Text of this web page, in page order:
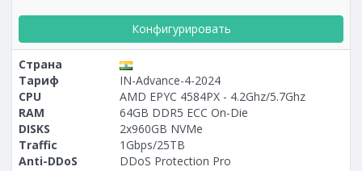
Конфигурировать
Страна
Тариф
IN-Advance-4-2024
CPU
AMD EPYC 4584PX - 4.2Ghz/5.7Ghz
RAM
64GB DDR5 ECC On-Die
DISKS
2x960GB NVMe
Traffic
1Gbps/25TB
Anti-DDoS
DDoS Protection Pro